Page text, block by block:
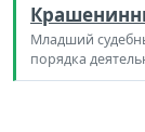
Младший
порядка